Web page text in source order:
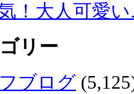
！大人可愛
リー
ブログ